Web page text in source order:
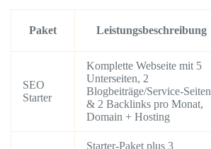
Paket Leistungsbeschreibung
SEO
Starter
Komplette Webseite mit 5
Unterseiten, 2
Blogbeiträge/Service-Seiten
& 2 Backlinks pro Monat,
Domain + Hosting
Starter-Paket plus 3